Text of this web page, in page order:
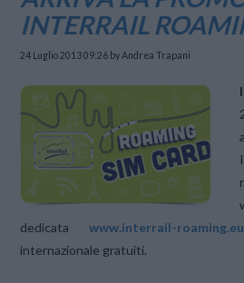
INTERRAIL
24 Luglio 2013 09:26 by Andrea Trapani
dedicatawww.interrail-roaming.eu
internazionale gratuiti.